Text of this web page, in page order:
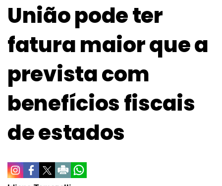
União pode ter
fatura maior que a
prevista com
benefícios fiscais
de estados